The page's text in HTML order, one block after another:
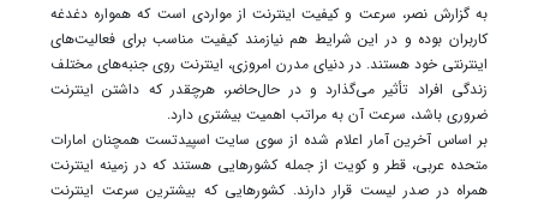
به گزارش نصر، سرعت و کیفیت اینترنت از مواردی است که همواره دغدغه
کاربران بوده و در این شرایط هم نیازمند کیفیت مناسب برای فعالیت‌های
اینترنتی خود هستند. در دنیای مدرن امروزی، اینترنت روی جنبه‌های مختلف
زندگی افراد تأثیر می‌گذارد و در حال‌حاضر، هرچقدر که داشتن اینترنت
ضروری باشد، سرعت آن به مراتب اهمیت بیشتری دارد.
بر اساس آخرین آمار اعلام شده از سوی سایت اسپیدتست همچنان امارات
متحده عربی، قطر و کویت از جمله کشورهایی هستند که در زمینه اینترنت
همراه در صدر لیست قرار دارند. کشورهایی که بیشترین سرعت اینترنت